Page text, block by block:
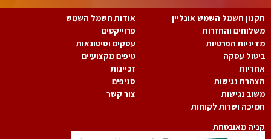
חשמל השמש אונליין
והחזרות
הפרטיות
עסקה
נגישות
נגישות
ושרות לקוחות
אודות חשמל השמש
פרוייקטים
עסקים וסיטונאות
טיפים מקצועיים
זכיינות
סניפים
צור קשר
מאובטחת